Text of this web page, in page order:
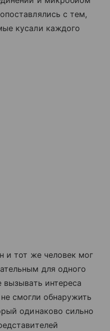
с тем,
кусали каждого
и тот же человек мог
для одного
интереса
смогли обнаружить
одинаково сильно